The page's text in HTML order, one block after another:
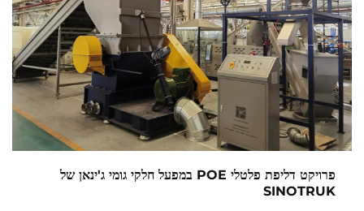
פרויקט דליפת פלטלי POE במפעל חלקי גומי ג'ינאן של
SINOTRUK